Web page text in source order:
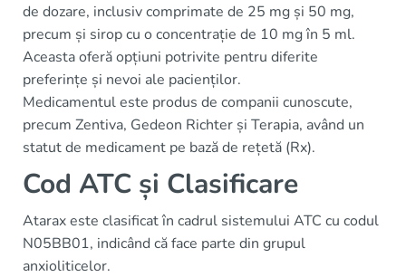
de dozare, inclusiv comprimate de 25 mg și 50 mg,
precum și sirop cu o concentrație de 10 mg în 5 ml.
Aceasta oferă opțiuni potrivite pentru diferite
preferințe și nevoi ale pacienților.
Medicamentul este produs de companii cunoscute,
precum Zentiva, Gedeon Richter și Terapia, având un
statut de medicament pe bază de rețetă (Rx).
Cod ATC și Clasificare
Atarax este clasificat în cadrul sistemului ATC cu codul
N05BB01, indicând că face parte din grupul
anxioliticelor.